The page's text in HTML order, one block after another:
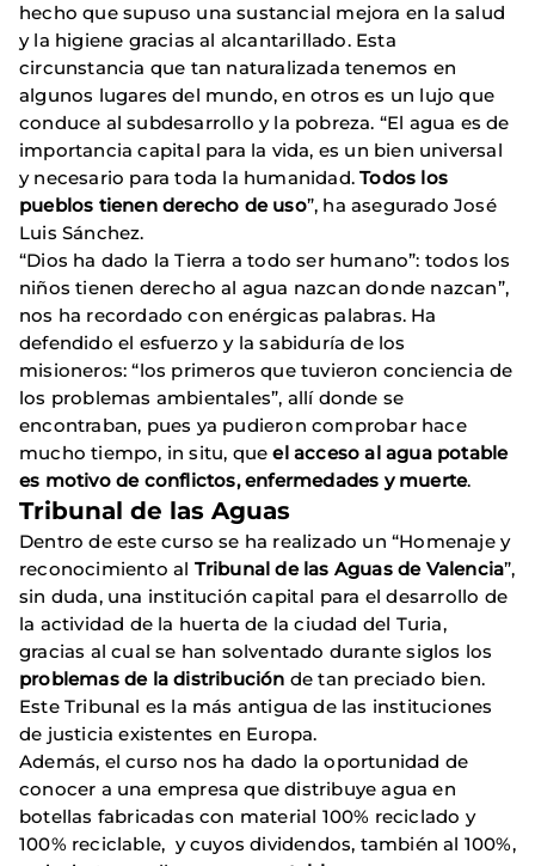
hecho que supuso una sustancial mejora en la salud
y la higiene gracias al alcantarillado. Esta
circunstancia que tan naturalizada tenemos en
algunos lugares del mundo, en otros es un lujo que
conduce al subdesarrollo y la pobreza. “El agua es de
importancia capital para la vida, es un bien universal
y necesario para toda la humanidad.Todos los
pueblos tienen derecho de uso”, ha asegurado José
Luis Sánchez.
“Dios ha dado la Tierra a todo ser humano”: todos los
niños tienen derecho al agua nazcan donde nazcan”,
nos ha recordado con enérgicas palabras. Ha
defendido el esfuerzo y la sabiduría de los
misioneros: “los primeros que tuvieron conciencia de
los problemas ambientales”, allí donde se
encontraban, pues ya pudieron comprobar hace
mucho tiempo, in situ, queel acceso al agua potable
es motivo de conflictos, enfermedades y muerte.
Tribunal de las Aguas
Dentro de este curso se ha realizado un “Homenaje y
reconocimiento al Tribunal de las Aguas de Valencia”,
sin duda, una institución capital para el desarrollo de
la actividad de la huerta de la ciudad del Turia,
gracias al cual se han solventado durante siglos los
problemas de la distribución de tan preciado bien.
Este Tribunal es la más antigua de las instituciones
de justicia existentes en Europa.
Además, el curso nos ha dado la oportunidad de
conocer a una empresa que distribuye agua en
botellas fabricadas con material 100% reciclado y
100% reciclable, y cuyos dividendos, también al 100%,